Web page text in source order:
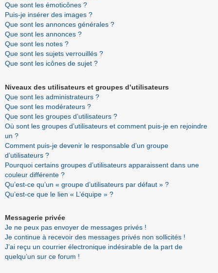
Que sont les émoticônes ?
Puis-je insérer des images ?
Que sont les annonces générales ?
Que sont les annonces ?
Que sont les notes ?
Que sont les sujets verrouillés ?
Que sont les icônes de sujet ?
Niveaux des utilisateurs et groupes d’utilisateurs
Que sont les administrateurs ?
Que sont les modérateurs ?
Que sont les groupes d’utilisateurs ?
Où sont les groupes d’utilisateurs et comment puis-je en rejoindre
un ?
Comment puis-je devenir le responsable d’un groupe
d’utilisateurs ?
Pourquoi certains groupes d’utilisateurs apparaissent dans une
couleur différente ?
Qu’est-ce qu’un « groupe d’utilisateurs par défaut » ?
Qu’est-ce que le lien « L’équipe » ?
Messagerie privée
Je ne peux pas envoyer de messages privés !
Je continue à recevoir des messages privés non sollicités !
J’ai reçu un courrier électronique indésirable de la part de
quelqu’un sur ce forum !